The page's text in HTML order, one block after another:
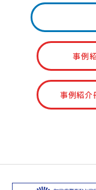
事例
事例紹介